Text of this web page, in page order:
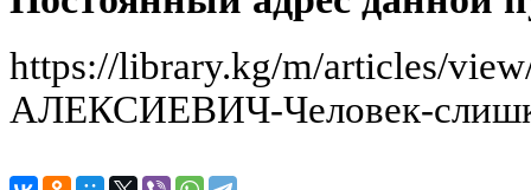
https://library.kg/m/articles/
АЛЕКСИЕВИЧ-Человек-